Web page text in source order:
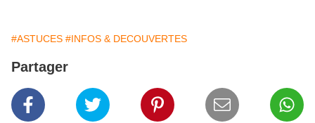
#ASTUCES #INFOS & DECOUVERTES
Partager